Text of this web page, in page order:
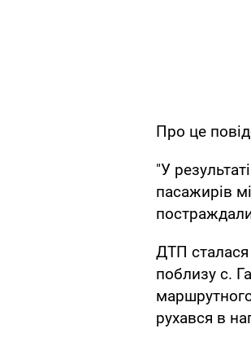
Про це
"У
пасажирів
ДТП сталася
поблизу с.
рухався в